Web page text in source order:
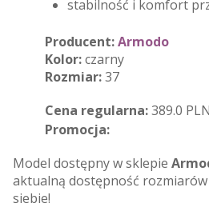
stabilność i komfort
Producent:Armodo
Kolor:czarny
Rozmiar:37
Cena regularna:389.0 PLN
Promocja:
Model dostępny w sklepie
aktualną dostępność
siebie!